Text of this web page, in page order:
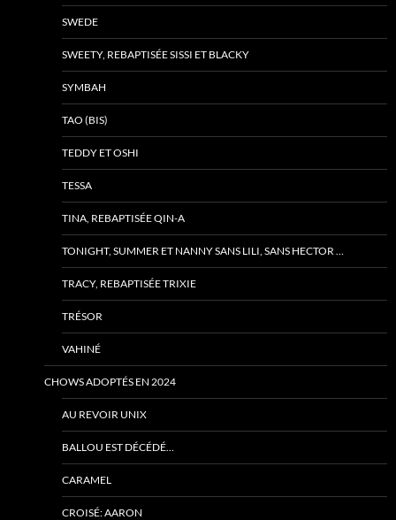
SWEDE
SWEETY, REBAPTISÉE SISSI ET BLACKY
SYMBAH
TAO (BIS)
TEDDY ET OSHI
TESSA
TINA, REBAPTISÉE QIN-A
TONIGHT, SUMMER ET NANNY SANS LILI, SANS HECTOR …
TRACY, REBAPTISÉE TRIXIE
TRÉSOR
VAHINÉ
CHOWS ADOPTÉS EN 2024
AU REVOIR UNIX
BALLOU EST DÉCÉDÉ…
CARAMEL
CROISÉ: AARON